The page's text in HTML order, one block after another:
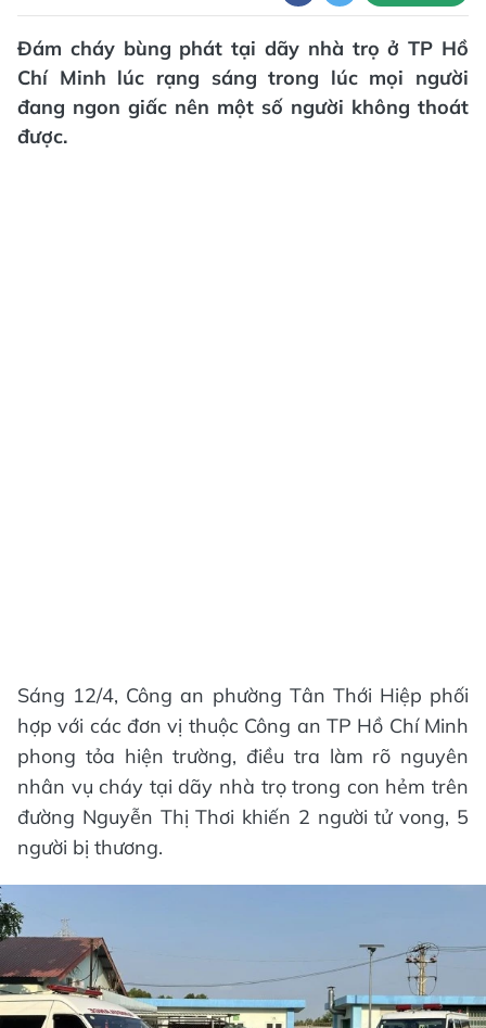
Đám cháy bùng phát tại dãy nhà trọ ở TP Hồ
Chí Minh lúc rạng sáng trong lúc mọi người
đang ngon giấc nên một số người không thoát
được.
Sáng 12/4, Công an phường Tân Thới Hiệp phối
hợp với các đơn vị thuộc Công an TP Hồ Chí Minh
phong tỏa hiện trường, điều tra làm rõ nguyên
nhân vụ cháy tại dãy nhà trọ trong con hẻm trên
đường Nguyễn Thị Thơi khiến 2 người tử vong, 5
người bị thương.